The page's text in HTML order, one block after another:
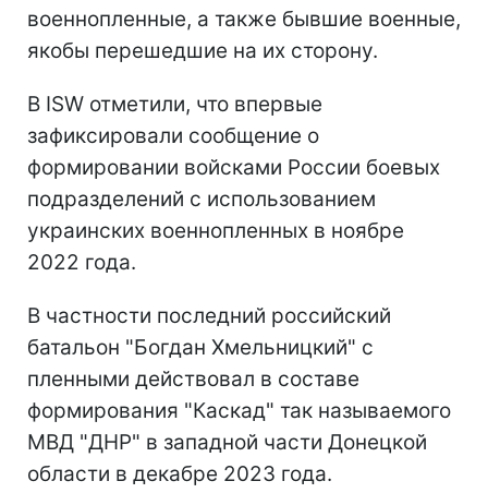
военнопленные, а также бывшие военные,
якобы перешедшие на их сторону.
В ISW отметили, что впервые
зафиксировали сообщение о
формировании войсками России боевых
подразделений с использованием
украинских военнопленных в ноябре
2022 года.
В частности последний российский
батальон "Богдан Хмельницкий" с
пленными действовал в составе
формирования "Каскад" так называемого
МВД "ДНР" в западной части Донецкой
области в декабре 2023 года.